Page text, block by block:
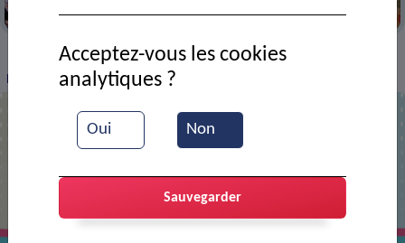
> VIE MUNICIPALE > Ressources documentaires
Défilé du carnaval devant la salle des fêtes
Défilé du carnaval devant la salle des
fêtes
Oui Non
Acceptez-vous les cookies
analytiques ?
Sauvegarder